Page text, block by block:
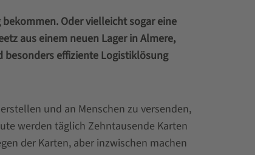
Oder vielleicht sogar eine
aus einem neuen Lager in Almere,
besonders effiziente Logistiklösung
und an Menschen zu versenden,
werden täglich Zehntausende Karten
der Karten, aber inzwischen machen